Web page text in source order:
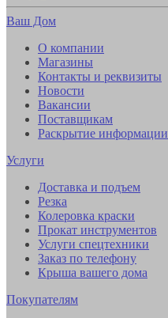
Ваш Дом
О компании
Магазины
Контакты и реквизиты
Новости
Вакансии
Поставщикам
Раскрытие информации
Услуги
Доставка и подъем
Резка
Колеровка краски
Прокат инструментов
Услуги спецтехники
Заказ по телефону
Крыша вашего дома
Покупателям